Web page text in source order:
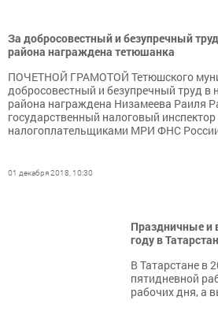
За добросовестный и безупречный
района награждена тетюшанка
ПОЧЕТНОЙ ГРАМОТОЙ Тетюшского
добросовестный и безупречный труд в
района награждена Низамеева Раиля
государственный налоговый
налогоплательщиками МРИ ФНС
01 декабря 2018, 10:30
Праздничные и
году в
В Татарстане в
пятидневной
рабочих дня, а